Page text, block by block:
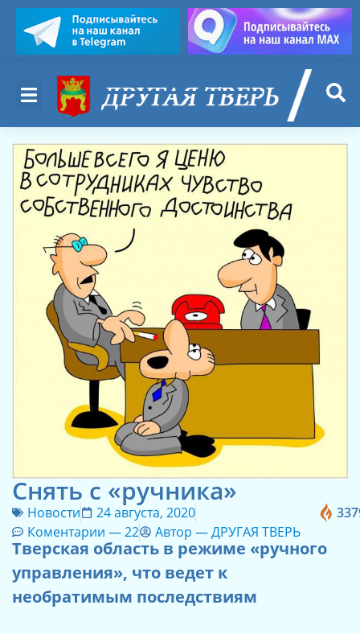
Снять с «ручника»
Новости
24 августа, 2020
Коментарии —22 Автор —ДРУГАЯ ТВЕРЬ
Тверская область в режиме «ручного
управления», что ведет к
необратимым последствиям